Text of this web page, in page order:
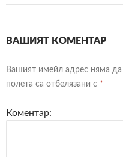
ВАШИЯТ КОМЕНТАР
Вашият имейл адрес няма да
полета са отбелязани с *
Коментар: